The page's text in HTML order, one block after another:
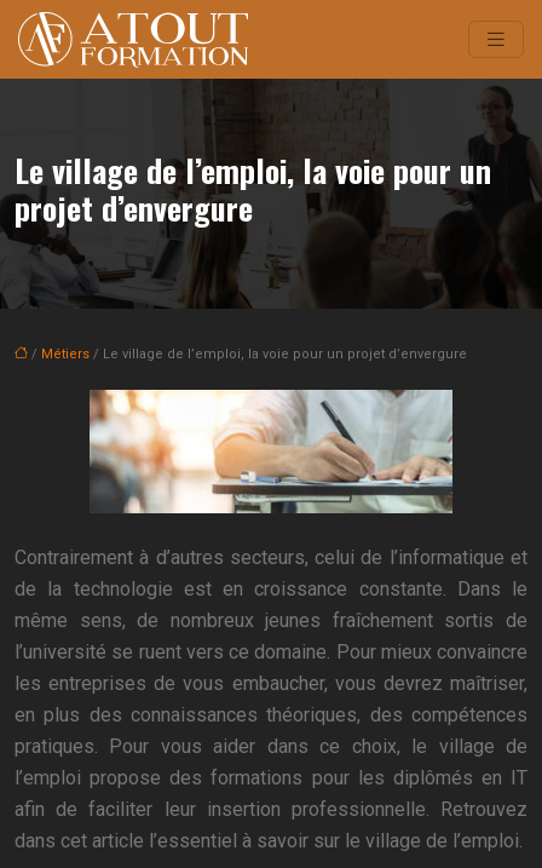
Le village de l’emploi, la voie pour un
projet d’envergure
/ Métiers / Le village de l’emploi, la voie pour un projet d’envergure
Contrairement à d’autres secteurs, celui de l’informatique et
de la technologie est en croissance constante. Dans le
même sens, de nombreux jeunes fraîchement sortis de
l’université se ruent vers ce domaine. Pour mieux convaincre
les entreprises de vous embaucher, vous devrez maîtriser,
en plus des connaissances théoriques, des compétences
pratiques. Pour vous aider dans ce choix, le village de
l’emploi propose des formations pour les diplômés en IT
afin de faciliter leur insertion professionnelle. Retrouvez
dans cet article l’essentiel à savoir sur le village de l’emploi.